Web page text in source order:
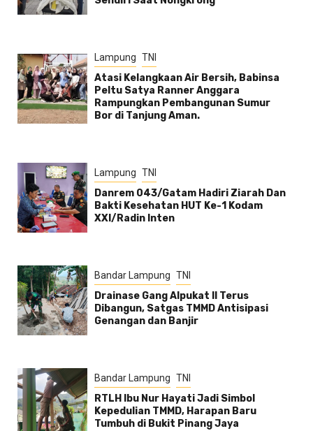
Lampung TNI
Atasi Kelangkaan Air Bersih, Babinsa
Peltu Satya Ranner Anggara
Rampungkan Pembangunan Sumur
Bor di Tanjung Aman.
Lampung TNI
Danrem 043/Gatam Hadiri Ziarah Dan
Bakti Kesehatan HUT Ke-1 Kodam
XXI/Radin Inten
Bandar Lampung TNI
Drainase Gang Alpukat II Terus
Dibangun, Satgas TMMD Antisipasi
Genangan dan Banjir
Bandar Lampung TNI
RTLH Ibu Nur Hayati Jadi Simbol
Kepedulian TMMD, Harapan Baru
Tumbuh di Bukit Pinang Jaya